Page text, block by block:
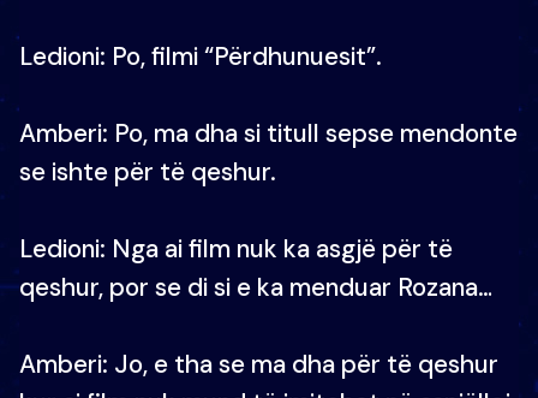
Ledioni: Po, filmi “Përdhunuesit”.
Amberi: Po, ma dha si titull sepse mendonte
se ishte për të qeshur.
Ledioni: Nga ai film nuk ka asgjë për të
qeshur, por se di si e ka menduar Rozana…
Amberi: Jo, e tha se ma dha për të qeshur